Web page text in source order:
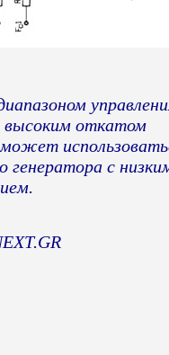
высоким откатом
генератора с